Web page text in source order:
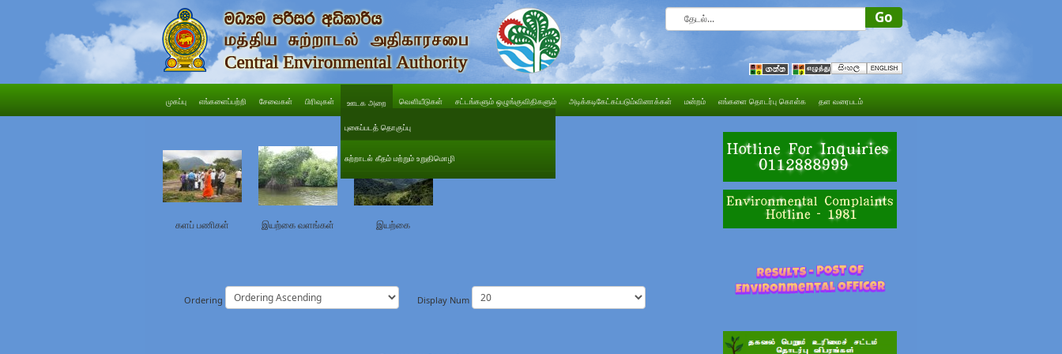
முகப்பு எங்களைப்பற்றி சேவைகள் பிரிவுகள் ஊடக அறை
புகைப்படத் தொகுப்பு
சுற்றாடல் கீதம் மற்றும் உறுதிமொழி
வெளியீடுகள் சட்டங்களும் ஒழுங்குவிதிகளும் அடிக்கடிகேட்கப்படும்வினாக்கள் மன்றம் எங்களை தொடர்பு கொள்க தள வரைபடம்
களப் பணிகள் இயற்கை வளங்கள் இயற்கை
Ordering Display Num